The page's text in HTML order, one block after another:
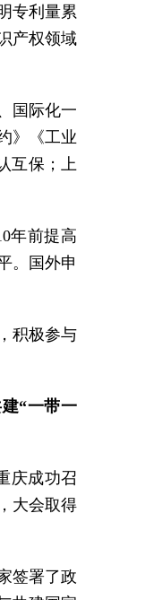
专利量累
产权领域
国际化一
》《工业
互保；上
年前提高
。国外申
积极参与
“一带一
庆成功召
大会取得
签署了政